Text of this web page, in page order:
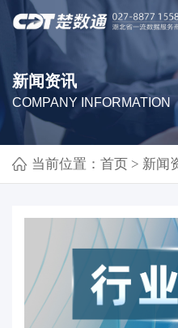
新闻资讯
COMPANY INFORMATION
当前位置： 首页> 新闻